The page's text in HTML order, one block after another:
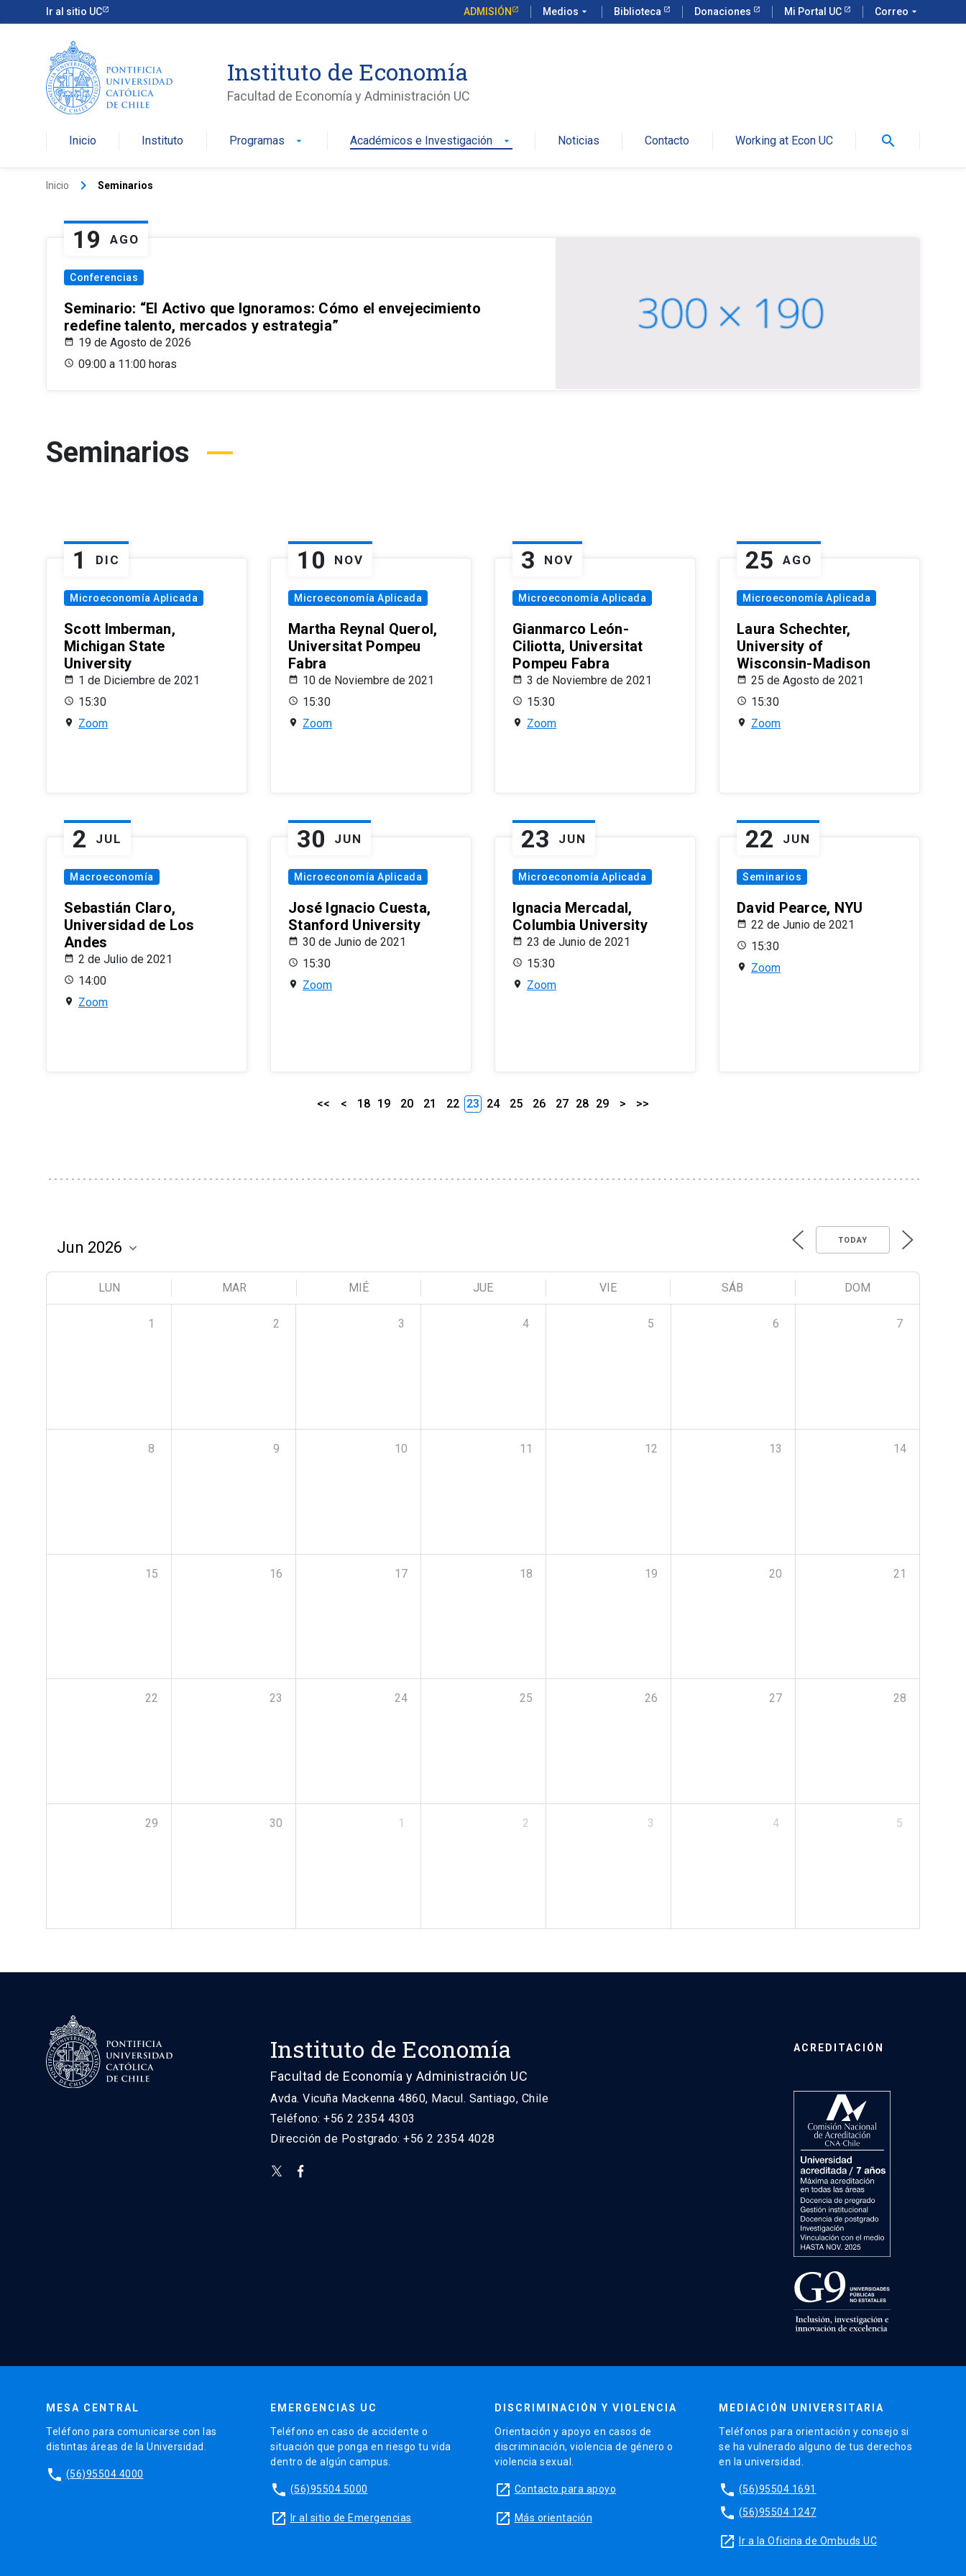
Ir al sitio UC ADMISIÓN Medios arrow_drop_down Biblioteca Donaciones Mi Portal UC Correo arrow_drop_down
Instituto de Economía
Facultad de Economía y Administración UC
Inicio Instituto Programas arrow_drop_down Académicos e Investigación arrow_drop_down Noticias Contacto Working at Econ UC search
Inicio keyboard_arrow_right Seminarios
19 AGO
Conferencias
Seminario: “El Activo que Ignoramos: Cómo el envejecimiento
redefine talento, mercados y estrategia”
19 de Agosto de 2026
09:00 a 11:00 horas
Seminarios
1 DIC
Microeconomía Aplicada
Scott Imberman,
Michigan State
University
1 de Diciembre de 2021
15:30
Zoom
10 NOV
Microeconomía Aplicada
Martha Reynal Querol,
Universitat Pompeu
Fabra
10 de Noviembre de 2021
15:30
Zoom
3 NOV
Microeconomía Aplicada
Gianmarco León-
Ciliotta, Universitat
Pompeu Fabra
3 de Noviembre de 2021
15:30
Zoom
25 AGO
Microeconomía Aplicada
Laura Schechter,
University of
Wisconsin-Madison
25 de Agosto de 2021
15:30
Zoom
2 JUL
Macroeconomía
Sebastián Claro,
Universidad de Los
Andes
2 de Julio de 2021
14:00
Zoom
30 JUN
Microeconomía Aplicada
José Ignacio Cuesta,
Stanford University
30 de Junio de 2021
15:30
Zoom
23 JUN
Microeconomía Aplicada
Ignacia Mercadal,
Columbia University
23 de Junio de 2021
15:30
Zoom
22 JUN
Seminarios
David Pearce, NYU
22 de Junio de 2021
15:30
Zoom
<< < 18 19 20 21 22 23 24 25 26 27 28 29 > >>
TODAY
LUN MAR MIÉ JUE VIE SÁB DOM
1 2 3 4 5 6 7
8 9 10 11 12 13 14
15 16 17 18 19 20 21
22 23 24 25 26 27 28
29 30 1 2 3 4 5
Instituto de Economía
Facultad de Economía y Administración UC
Avda. Vicuña Mackenna 4860, Macul. Santiago, Chile
Teléfono: +56 2 2354 4303
Dirección de Postgrado: +56 2 2354 4028
ACREDITACIÓN
MESA CENTRAL
Teléfono para comunicarse con las
distintas áreas de la Universidad.
phone (56)95504 4000
EMERGENCIAS UC
Teléfono en caso de accidente o
situación que ponga en riesgo tu vida
dentro de algún campus.
phone (56)95504 5000
launch Ir al sitio de Emergencias
DISCRIMINACIÓN Y VIOLENCIA
Orientación y apoyo en casos de
discriminación, violencia de género o
violencia sexual.
launch Contacto para apoyo
launch Más orientación
MEDIACIÓN UNIVERSITARIA
Teléfonos para orientación y consejo si
se ha vulnerado alguno de tus derechos
en la universidad.
phone (56)95504 1691
phone (56)95504 1247
launch Ir a la Oficina de Ombuds UC